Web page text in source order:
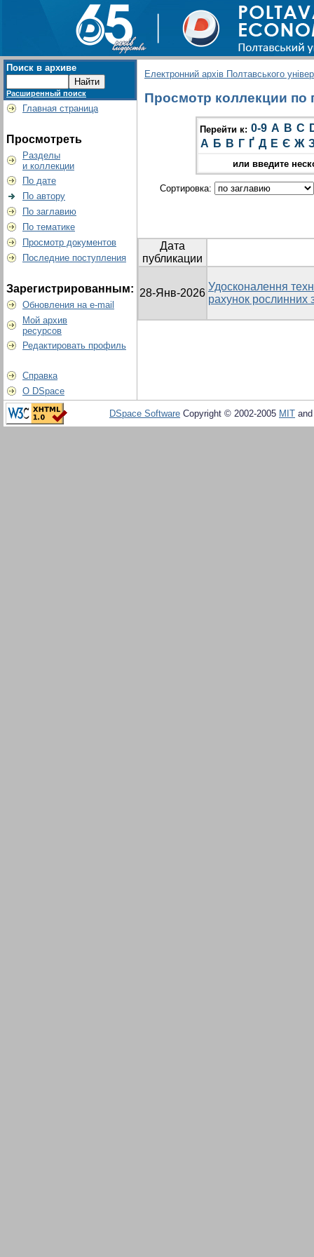
Поиск в архиве
Расширенный поиск
Главная страница
Просмотреть
Разделы
и коллекции
По дате
По автору
По заглавию
По тематике
Просмотр документов
Последние поступления
Зарегистрированным:
Обновления на e-mail
Мой архив
ресурсов
Редактировать профиль
Справка
О DSpace
Електронний архів Полтавського
Просмотр коллекции по
Перейти к: 0-9 A B C
А Б В Г Ґ Д Е Є Ж
или введите
Сортировка:
Дата
публикации
28-Янв-2026
Удосконалення
рахунок рослинних
DSpace Software Copyright © 2002-2005 MIT